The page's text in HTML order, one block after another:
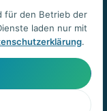
für den Betrieb der
laden nur mit
.
in Wien.
und